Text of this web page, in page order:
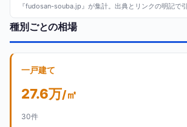
『fudosan-souba.jp』が集計。出典とリンクの明記で
種別ごとの相場
一戸建て
27.6万/㎡
30件